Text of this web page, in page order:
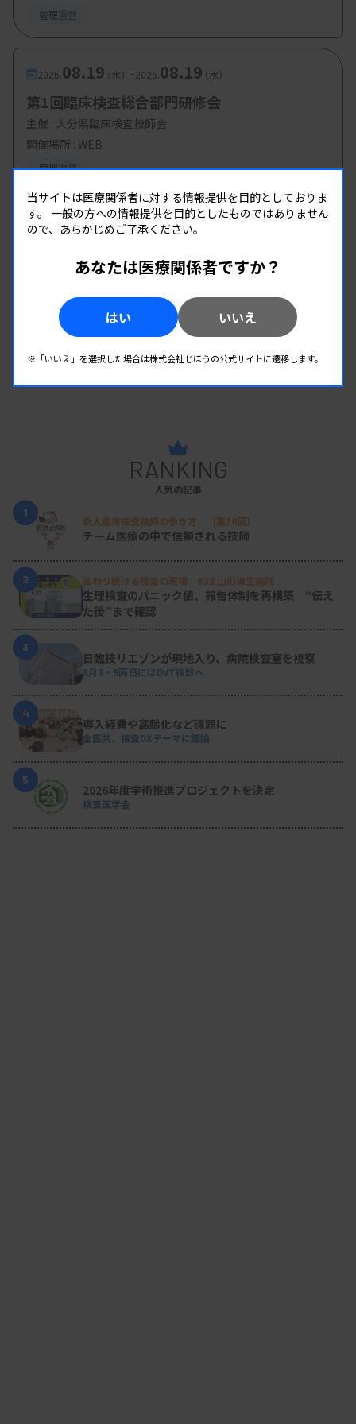
管理運営
2026. 08.19（水） -2026. 08.19（水）
第1回臨床検査総合部門研修会
主催 : 大分県臨床検査技師会
開催場所 : WEB
管理運営
RANKING
人気の記事
1
新人臨床検査技師の歩き方 ［第16回］
チーム医療の中で信頼される技師
2 変わり続ける検査の現場 #32 山形済生病院
生理検査のパニック値、報告体制を再構築 “伝え
た後”まで確認
3
日臨技リエゾンが現地入り、病院検査室を視察
8月8・9両日にはDVT検診へ
4
導入経費や高齢化など課題に
全医共、検査DXテーマに議論
5
2026年度学術推進プロジェクトを決定
検査医学会
当サイトは医療関係者に対する情報提供を目的としておりま
す。 一般の方への情報提供を目的としたものではありません
ので、あらかじめご了承ください。
あなたは医療関係者ですか？
はい いいえ
※「いいえ」を選択した場合は株式会社じほうの公式サイトに遷移します。